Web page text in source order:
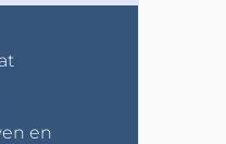
en